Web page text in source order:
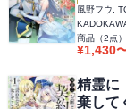
風野フウ,
商品（2点）
¥1,430
精霊に
棄して